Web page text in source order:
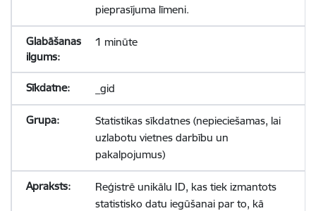
pieprasījuma līmeni.
1 minūte
_gid
Statistikas sīkdatnes (nepieciešamas, lai
uzlabotu vietnes darbību un
pakalpojumus)
Reģistrē unikālu ID, kas tiek izmantots
statistisko datu iegūšanai par to, kā